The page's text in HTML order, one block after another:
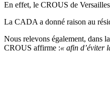
En effet, le CROUS de
La CADA a donné raison au
Nous relevons également, dans
CROUS affirme :« afin d’éviter